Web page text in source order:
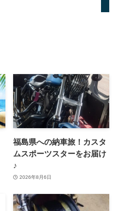
福島県への納車旅！カスタ
ムスポーツスターをお届け
♪
2026年8月6日